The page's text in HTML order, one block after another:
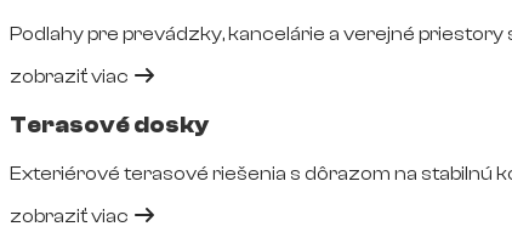
Podlahy pre prevádzky, kancelárie a verejné
zobraziť viac
Terasové dosky
Exteriérové terasové riešenia s dôrazom na stabilnú
zobraziť viac